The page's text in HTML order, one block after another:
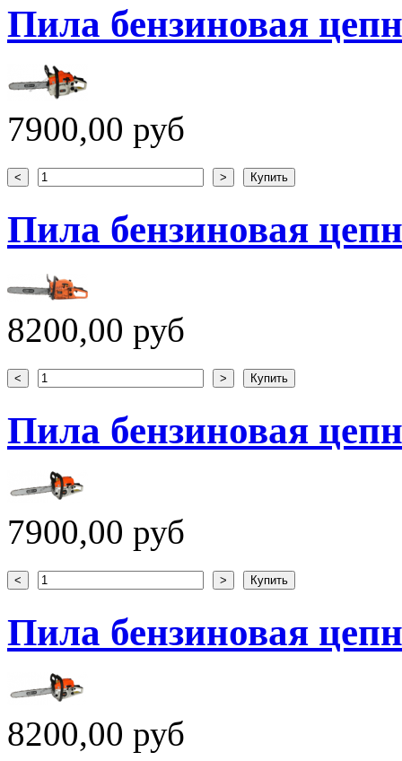
Пила бензиновая
7900,00 руб
Пила бензиновая
8200,00 руб
Пила бензиновая
7900,00 руб
Пила бензиновая
8200,00 руб